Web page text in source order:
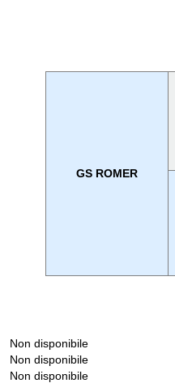
GS ROMER
Non disponibile
Non disponibile
Non disponibile